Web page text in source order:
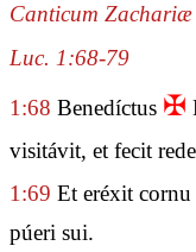
Canticum Zachariæ
Luc. 1:68-79
1:68 Benedíctus ✠
visitávit, et fecit
1:69 Et eréxit
púeri sui.